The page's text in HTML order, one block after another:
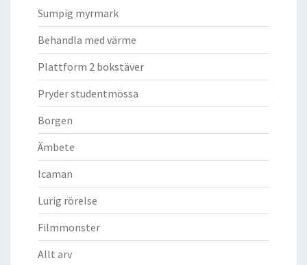
Sumpig myrmark
Behandla med värme
Plattform 2 bokstäver
Pryder studentmössa
Borgen
Ämbete
Icaman
Lurig rörelse
Filmmonster
Allt arv